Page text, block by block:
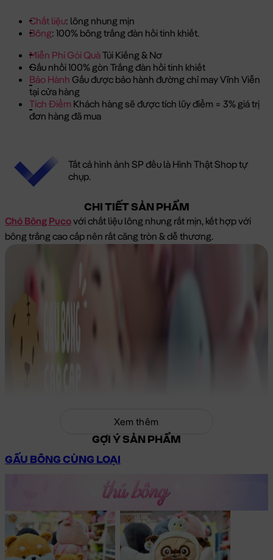
Chất liệu: lông nhung mịn
Bông: 100% bông trắng đàn hồi tinh khiết.
Miễn Phí Gói QuàTúi Kiếng & Nơ
Gấu nhồi 100% gòn Trắng đàn hồi tinh khiết
Bảo Hành Gấu được bảo hành đường chỉ may Vĩnh Viễn
tại cửa hàng
Tích Điểm Khách hàng sẽ được tích lũy điểm = 3% giá trị
đơn hàng đã mua
Tất cả hình ảnh SP đều là Hình Thật Shop tự
chụp.
CHI TIẾT SẢN PHẨM
Chó Bông Pucovới chất liệu lông nhung rất mịn, kết hợp với
bông trắng cao cấp nên rất căng tròn & dễ thương.
Xem thêm
GỢI Ý SẢN PHẨM
GẤU BÔNG CÙNG LOẠI